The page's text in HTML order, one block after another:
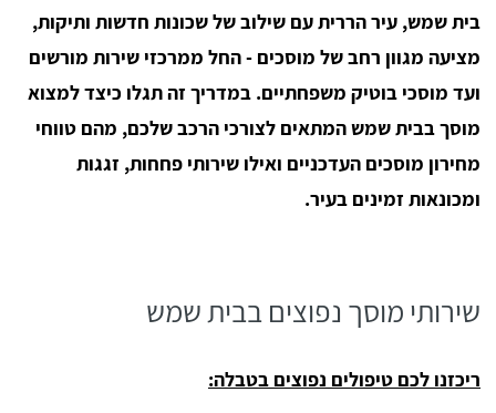
בית שמש, עיר הררית עם שילוב של שכונות חדשות ותיקות,
מציעה מגוון רחב של מוסכים - החל ממרכזי שירות מורשים
ועד מוסכי בוטיק משפחתיים. במדריך זה תגלו כיצד למצוא
מוסך בבית שמש המתאים לצורכי הרכב שלכם, מהם טווחי
מחירון מוסכים העדכניים ואילו שירותי פחחות, זגגות
ומכונאות זמינים בעיר.
שירותי מוסך נפוצים בבית שמש
ריכזנו לכם טיפולים נפוצים בטבלה: